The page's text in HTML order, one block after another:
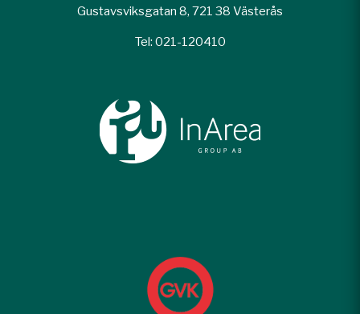
Gustavsviksgatan 8, 721 38 Västerås
Tel: 021-120410